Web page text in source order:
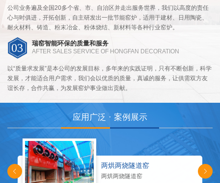
公司业务遍及全国20多个省、市、自治区并走出服务世界，我们以高度的责任
心与时俱进，开拓创新，自主研发出一批节能窑炉，适用于建材、日用陶瓷、
耐火材料、铸造、粉末冶金、粉体烧结、新材料等各种行业窑炉。
03 瑞窑智能环保的质量和服务
AFTER SALES SERVICE OF HONGFAN DECORATION
以“质量求发展”是本公司的发展目标，多年来的实践证明，只有不断创新，科学
发展，才能适合用户需求，我们会以优质的质量，真诚的服务，让供需双方友
谊长存，合作共赢，为发展窑炉事业做出贡献。
应用广泛 · 案例展示
两烘两烧隧道窑
两烘两烧隧道窑